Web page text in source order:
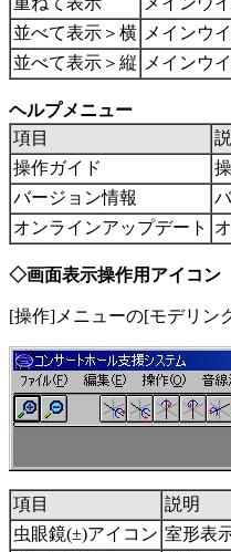
並べて表示＞横 メインウ
並べて表示＞縦 メインウ
ヘルプメニュー
項目
操作ガイド
バージョン情報
オンラインアップデート
◇画面表示操作用アイコン
[操作]メニューの[モデリン
項目
説明
虫眼鏡(±)アイコン 室形表